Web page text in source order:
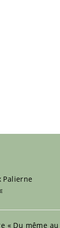
Palierne
« Du même au